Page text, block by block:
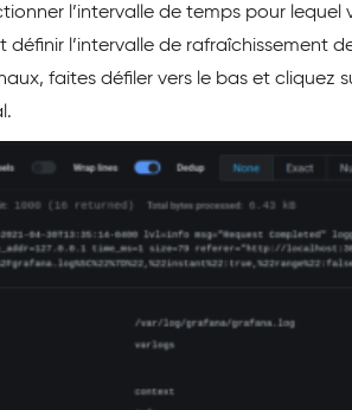
l’intervalle de temps pour
définir l’intervalle de rafraîchissement
faites défiler vers le bas et cliquez